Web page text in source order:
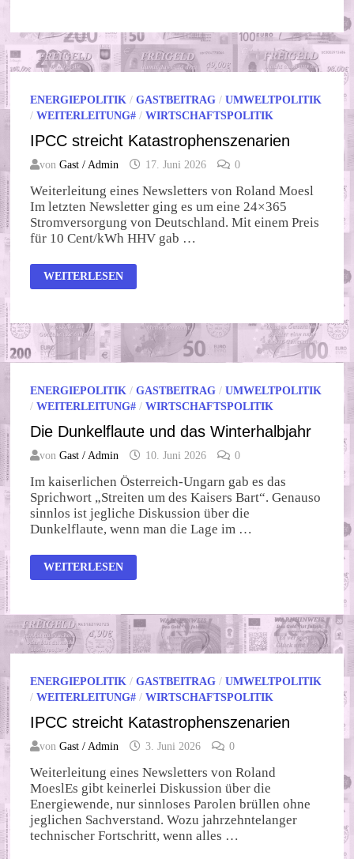
ENERGIEPOLITIK /GASTBEITRAG /UMWELTPOLITIK
/WEITERLEITUNG# /WIRTSCHAFTSPOLITIK
IPCC streicht Katastrophenszenarien
vonGast / Admin 17. Juni 2026 0
Weiterleitung eines Newsletters von Roland Moesl
Im letzten Newsletter ging es um eine 24×365
Stromversorgung von Deutschland. Mit einem Preis
für 10 Cent/kWh HHV gab …
IPCC
STREICHT
WEITERLESEN
ENERGIEPOLITIK /GASTBEITRAG /UMWELTPOLITIK
/WEITERLEITUNG# /WIRTSCHAFTSPOLITIK
Die Dunkelflaute und das Winterhalbjahr
vonGast / Admin 10. Juni 2026 0
Im kaiserlichen Österreich-Ungarn gab es das
Sprichwort „Streiten um des Kaisers Bart“. Genauso
sinnlos ist jegliche Diskussion über die
Dunkelflaute, wenn man die Lage im …
DIE
DUNKELFLAUTE
WEITERLESEN
ENERGIEPOLITIK /GASTBEITRAG /UMWELTPOLITIK
/WEITERLEITUNG# /WIRTSCHAFTSPOLITIK
IPCC streicht Katastrophenszenarien
vonGast / Admin 3. Juni 2026 0
Weiterleitung eines Newsletters von Roland
MoeslEs gibt keinerlei Diskussion über die
Energiewende, nur sinnloses Parolen brüllen ohne
jeglichen Sachverstand. Wozu jahrzehntelanger
technischer Fortschritt, wenn alles …